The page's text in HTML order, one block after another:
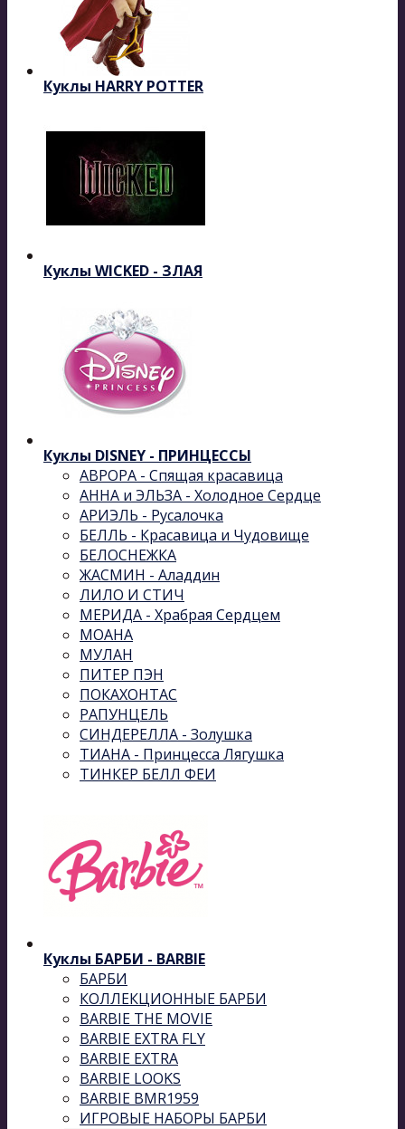
Куклы HARRY POTTER
Куклы WICKED - ЗЛАЯ
Куклы DISNEY - ПРИНЦЕССЫ
АВРОРА - Спящая красавица
АННА и ЭЛЬЗА - Холодное Сердце
АРИЭЛЬ - Русалочка
БЕЛЛЬ - Красавица и Чудовище
БЕЛОСНЕЖКА
ЖАСМИН - Аладдин
ЛИЛО И СТИЧ
МЕРИДА - Храбрая Сердцем
МОАНА
МУЛАН
ПИТЕР ПЭН
ПОКАХОНТАС
РАПУНЦЕЛЬ
СИНДЕРЕЛЛА - Золушка
ТИАНА - Принцесса Лягушка
ТИНКЕР БЕЛЛ ФЕИ
Куклы БАРБИ - BARBIE
БАРБИ
КОЛЛЕКЦИОННЫЕ БАРБИ
BARBIE THE MOVIE
BARBIE EXTRA FLY
BARBIE EXTRA
BARBIE LOOKS
BARBIE BMR1959
ИГРОВЫЕ НАБОРЫ БАРБИ